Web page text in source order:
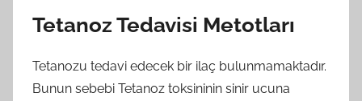
Tetanoz Tedavisi Metotları
Tetanozu tedavi edecek bir ilaç bulunmamaktadır.
Bunun sebebi Tetanoz toksininin sinir ucuna